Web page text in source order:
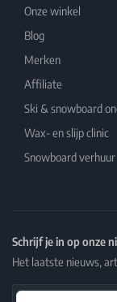
Onze winkel
Blog
Merken
Affiliate
Ski & snowboard
Wax- en slijp clinic
Snowboard verhuur
Schrijf je in op onze
Het laatste nieuws,
Email Address